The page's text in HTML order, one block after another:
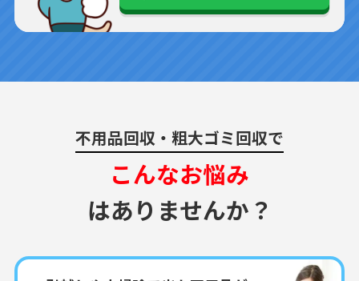
不用品回収・粗大ゴミ回収で
こんなお悩み
はありませんか？